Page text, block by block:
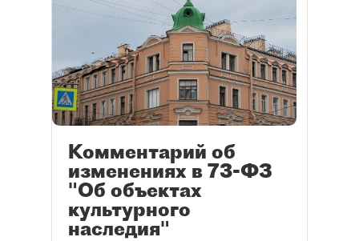
Комментарий об
изменениях в 73-ФЗ
"Об объектах
культурного
наследия"